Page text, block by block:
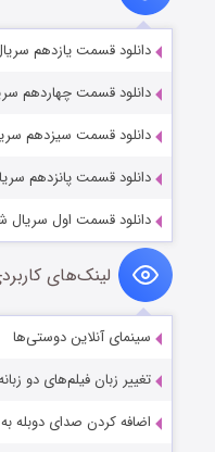
دانلود قسمت یازدهم
دانلود قسمت چهاردهم
دانلود قسمت سیزدهم
دانلود قسمت پانزدهم
دانلود قسمت اول سریال
لینک‌های
سینمای آنلاین دوستی‌ها
تغییر زبان فیلم‌های دو
اضافه کردن صدای دوبله